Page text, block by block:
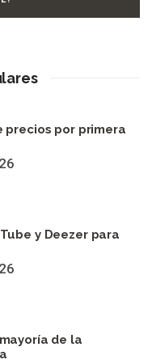
precios por primera
y Deezer para
de la